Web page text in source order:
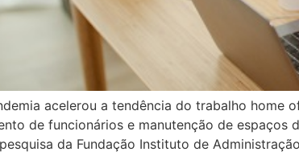
acelerou a tendência do trabalho home
de funcionários e manutenção de espaços
da Fundação Instituto de